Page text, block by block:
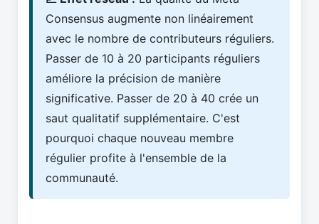
Consensus augmente non linéairement
avec le nombre de contributeurs réguliers.
Passer de 10 à 20 participants réguliers
améliore la précision de manière
significative. Passer de 20 à 40 crée un
saut qualitatif supplémentaire. C'est
pourquoi chaque nouveau membre
régulier profite à l'ensemble de la
communauté.